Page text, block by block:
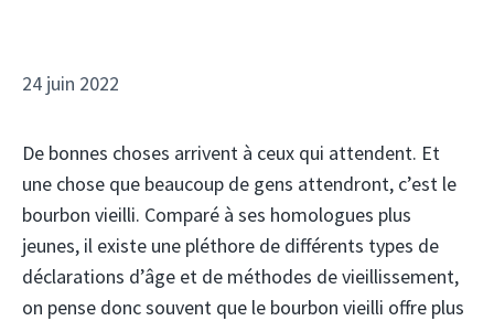
24 juin 2022
De bonnes choses arrivent à ceux qui attendent. Et
une chose que beaucoup de gens attendront, c’est le
bourbon vieilli. Comparé à ses homologues plus
jeunes, il existe une pléthore de différents types de
déclarations d’âge et de méthodes de vieillissement,
on pense donc souvent que le bourbon vieilli offre plus